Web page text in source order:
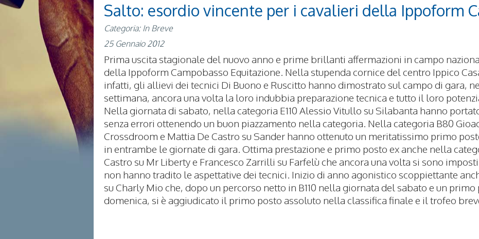
Salto: esordio vincente per i cavalieri della Ippoform
Categoria: In Breve
25 Gennaio 2012
Prima uscita stagionale del nuovo anno e prime brillanti affermazioni in campo
della Ippoform Campobasso Equitazione. Nella stupenda cornice del centro Ippico
infatti, gli allievi dei tecnici Di Buono e Ruscitto hanno dimostrato sul campo di gara,
settimana, ancora una volta la loro indubbia preparazione tecnica e tutto il loro
Nella giornata di sabato, nella categoria E110 Alessio Vitullo su Silabanta hanno
senza errori ottenendo un buon piazzamento nella categoria. Nella categoria B80
Crossdroom e Mattia De Castro su Sander hanno ottenuto un meritatissimo primo
in entrambe le giornate di gara. Ottima prestazione e primo posto ex anche nella
Castro su Mr Liberty e Francesco Zarrilli su Farfelù che ancora una volta si sono
non hanno tradito le aspettative dei tecnici. Inizio di anno agonistico scoppiettante
su Charly Mio che, dopo un percorso netto in B110 nella giornata del sabato e un primo
domenica, si è aggiudicato il primo posto assoluto nella classifica finale e il trofeo